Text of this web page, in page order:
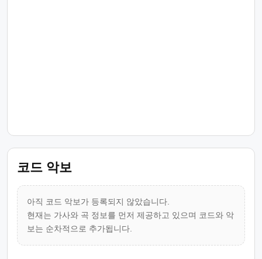
코드 악보
아직 코드 악보가 등록되지 않았습니다.
현재는 가사와 곡 정보를 먼저 제공하고 있으며 코드와 악
보는 순차적으로 추가됩니다.